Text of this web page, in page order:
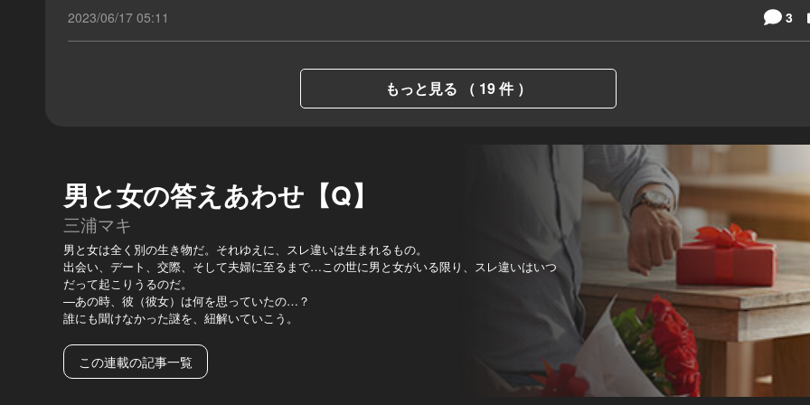
2023/06/17 05:11 3
もっと見る （ 19 件 ）
男と女の答えあわせ【Q】
三浦マキ
男と女は全く別の生き物だ。それゆえに、スレ違いは生まれるもの。
出会い、デート、交際、そして夫婦に至るまで…この世に男と女がいる限り、スレ違いはいつ
だって起こりうるのだ。
—あの時、彼（彼女）は何を思っていたの…？
誰にも聞けなかった謎を、紐解いていこう。
この連載の記事一覧